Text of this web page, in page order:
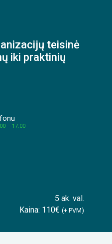
teisinė
iki praktinių
– 17:00
5 ak. val.
Kaina: 110€ (+ PVM)